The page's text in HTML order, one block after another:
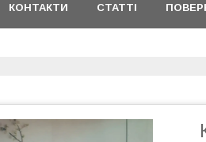
КОНТАКТИ СТАТТІ